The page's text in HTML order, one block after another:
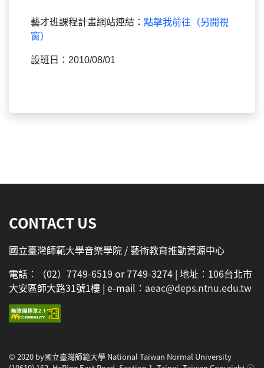
藝才班課程計畫網站連結： 點擊我前往（另開視
窗）
設班日：2010/08/01
CONTACT US
國立臺灣師範大學音樂學院 / 藝術教育推動資源中心
電話：（02）7749-6519 or 7749-3274 | 地址：106台北市
大安區師大路31號1樓 | e-mail： aeac@deps.ntnu.edu.tw
© 2020 by國立臺灣師範大學 National Taiwan Normal University